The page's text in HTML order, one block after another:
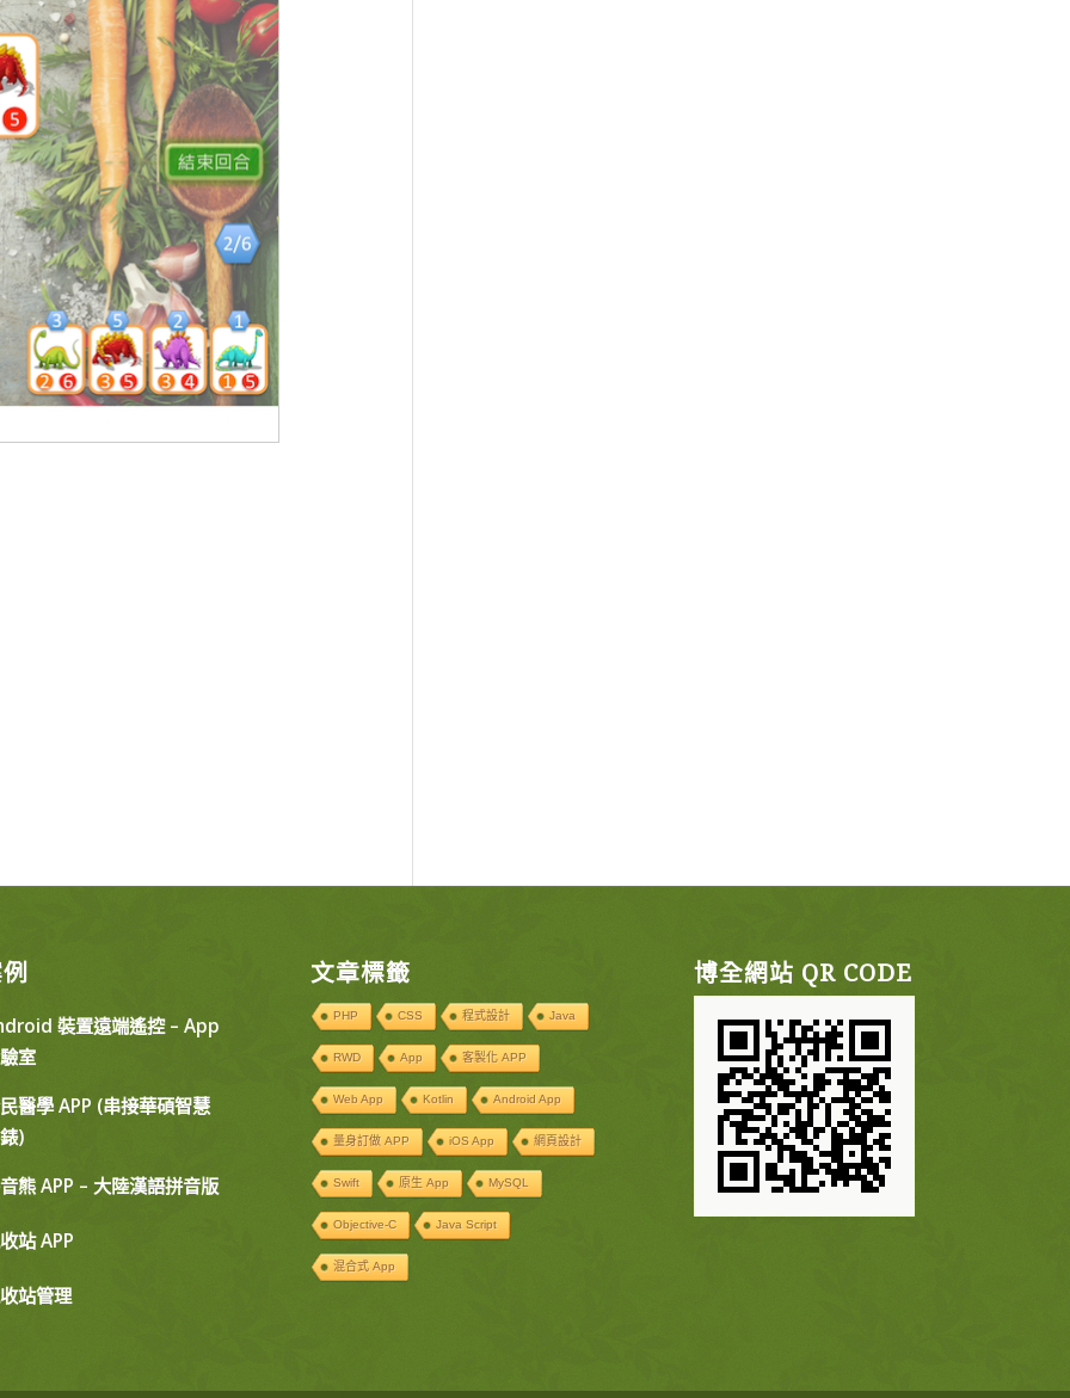
裝置遠端遙控 – App
室
醫學 APP (串接華碩智慧
)
熊 APP – 大陸漢語拼音版
站 APP
站管理
文章標籤
PHP CSS 程式設計 Java
RWD App 客製化 APP
Web App Kotlin Android App
量身訂做 APP iOS App 網頁設計
Swift 原生 App MySQL
Objective-C Java Script
混合式 App
博全網站 QR CODE